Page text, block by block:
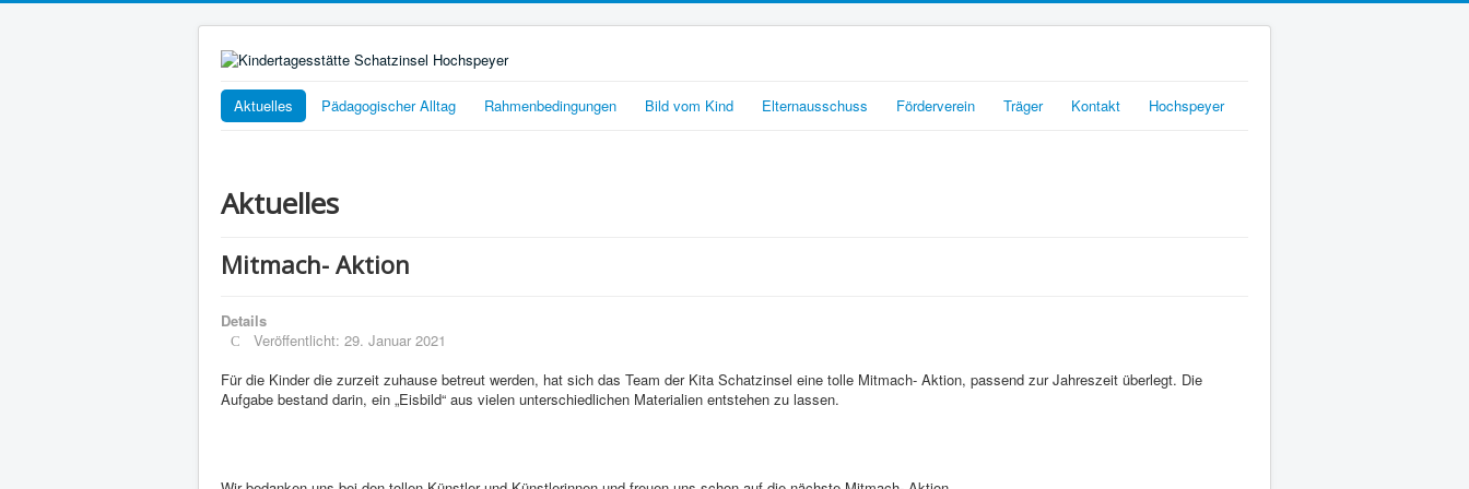
Aktuelles Pädagogischer Alltag Rahmenbedingungen Bild vom Kind Elternausschuss Förderverein Träger Kontakt Hochspeyer
Aktuelles
Mitmach- Aktion
Details
Veröffentlicht: 29. Januar 2021
Für die Kinder die zurzeit zuhause betreut werden, hat sich das Team der Kita Schatzinsel eine tolle Mitmach- Aktion, passend zur Jahreszeit überlegt. Die
Aufgabe bestand darin, ein „Eisbild“ aus vielen unterschiedlichen Materialien entstehen zu lassen.